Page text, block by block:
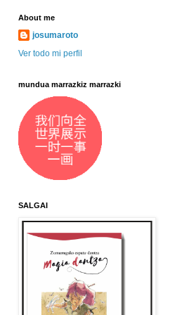
About me
josumaroto
Ver todo mi perfil
mundua marrazkiz marrazki
SALGAI